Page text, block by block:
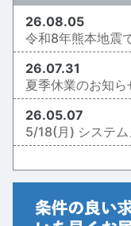
26.08.05
令和8年熊本地震
26.07.31
夏季休業のお知ら
26.05.07
5/18(月) システ